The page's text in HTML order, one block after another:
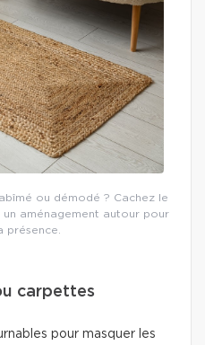
ou démodé ? Cachez le
un aménagement autour pour
présence.
carpettes
pour masquer les